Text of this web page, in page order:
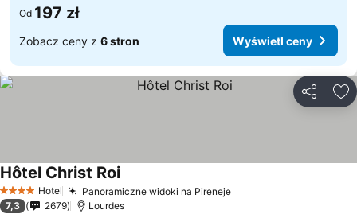
Od 197 zł
Zobacz ceny z 6 stron Wyświetl ceny
4 KategoriaHotel Panoramiczne widoki na Pireneje
Hôtel Christ Roi
7,3 2679 Lourdes